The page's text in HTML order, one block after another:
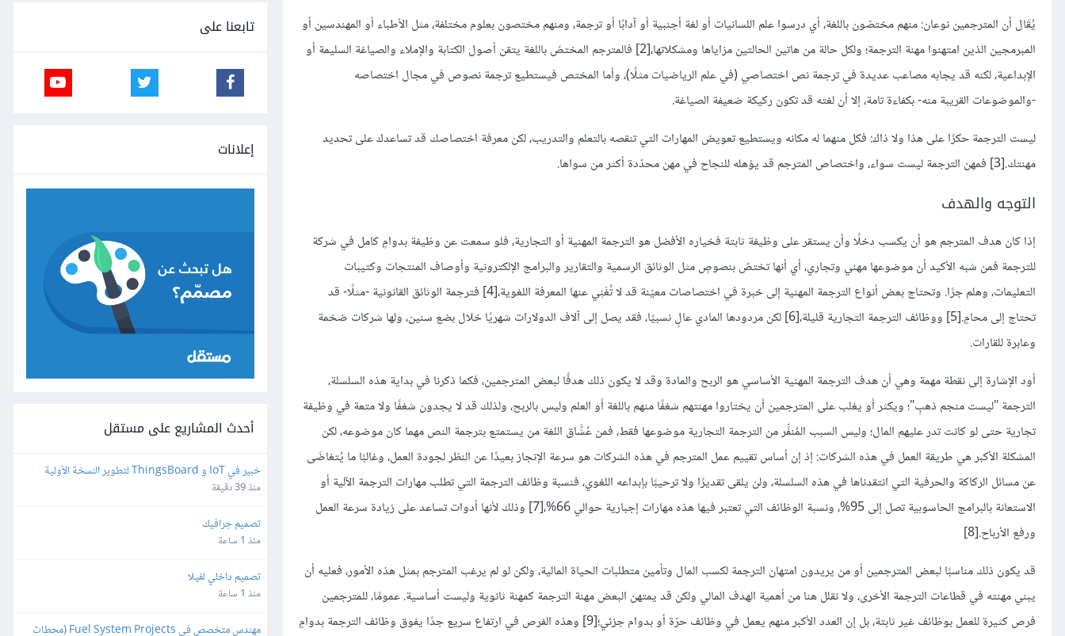
يُقَال أن المترجمين نوعان: منهم مختصّون باللغة، أي درسوا علم اللسانيات أو لغة أجنبية أو آدابًا أو ترجمة، ومنهم مختصون بعلوم مختلفة، مثل الأطباء أو المهندسين أو
المبرمجين الذين امتهنوا مهنة الترجمة؛ ولكل حالة من هاتين الحالتين مزاياها ومشكلاتها،[2] فالمترجم المختصّ باللغة يتقن أصول الكتابة والإملاء والصياغة السليمة أو
الإبداعية، لكنه قد يجابه مصاعب عديدة في ترجمة نص اختصاصي (في علم الرياضيات مثلًا)، وأما المختص فيستطيع ترجمة نصوص في مجال اختصاصه
-والموضوعات القريبة منه- بكفاءة تامة، إلا أن لغته قد تكون ركيكة ضعيفة الصياغة.
ليست الترجمة حكرًا على هذا ولا ذاك: فكل منهما له مكانه ويستطيع تعويض المهارات التي تنقصه بالتعلم والتدريب، لكن معرفة اختصاصك قد تساعدك على تحديد
مهنتك.[3] فمهن الترجمة ليست سواء، واختصاص المترجم قد يؤهله للنجاح في مهن محدّدة أكثر من سواها.
التوجه والهدف
إذا كان هدف المترجم هو أن يكسب دخلًا وأن يستقر على وظيفة ثابتة فخياره الأفضل هو الترجمة المهنية أو التجارية، فلو سمعت عن وظيفة بدوامٍ كامل في شركة
للترجمة فمن شبه الأكيد أن موضوعها مهني وتجاري، أي أنها تختصّ بنصوصٍ مثل الوثائق الرسمية والتقارير والبرامج الإلكترونية وأوصاف المنتجات وكتيبات
التعليمات، وهلم جرًا. وتحتاج بعض أنواع الترجمة المهنية إلى خبرة في اختصاصات معيّنة قد لا تُغْنِي عنها المعرفة اللغوية،[4] فترجمة الوثائق القانونية -مثلًا- قد
تحتاج إلى محامٍ.[5] ووظائف الترجمة التجارية قليلة،[6] لكن مردودها المادي عالٍ نسبيًا، فقد يصل إلى آلاف الدولارات شهريًا خلال بضع سنين، ولها شركات ضخمة
وعابرة للقارات.
أود الإشارة إلى نقطة مهمة وهي أن هدف الترجمة المهنية الأساسي هو الربح والمادة وقد لا يكون ذلك هدفًا لبعض المترجمين، فكما ذكرنا في بداية هذه السلسلة،
الترجمة "ليست منجم ذهبٍ"؛ ويكثر أو يغلب على المترجمين أن يختاروا مهنتهم شغفًا منهم باللغة أو العلم وليس بالربح، ولذلك قد لا يجدون شغفًا ولا متعة في وظيفة
تجارية حتى لو كانت تدر عليهم المال؛ وليس السبب المُنفِّر من الترجمة التجارية موضوعها فقط، فمن عُشَّاق اللغة من يستمتع بترجمة النص مهما كان موضوعه، لكن
المشكلة الأكبر هي طريقة العمل في هذه الشركات: إذ إن أساس تقييم عمل المترجم في هذه الشركات هو سرعة الإنجاز بعيدًا عن النظر لجودة العمل، وغالبًا ما يُتغاضَى
عن مسائل الركاكة والحرفية التي انتقدناها في هذه السلسلة، ولن يلقى تقديرًا ولا ترحيبًا بإبداعه اللغوي، فنسبة وظائف الترجمة التي تطلب مهارات الترجمة الآلية أو
الاستعانة بالبرامج الحاسوبية تصل إلى 95%، ونسبة الوظائف التي تعتبر فيها هذه مهارات إجبارية حوالي 66%،[7] وذلك لأنها أدوات تساعد على زيادة سرعة العمل
ورفع الأرباح.[8]
قد يكون ذلك مناسبًا لبعض المترجمين أو من يريدون امتهان الترجمة لكسب المال وتأمين متطلبات الحياة المالية، ولكن لو لم يرغب المترجم بمثل هذه الأمور، فعليه أن
يبني مهنته في قطاعات الترجمة الأخرى، ولا نقلل هنا من أهمية الهدف المالي ولكن قد يمتهن البعض مهنة الترجمة كمهنة ثانوية وليست أساسية. عمومًا، للمترجمين
فرص كثيرة للعمل بوظائف غير ثابتة، بل إن العدد الأكبر منهم يعمل في وظائف حرّة أو بدوام جزئي؛[9] وهذه الفرص في ارتفاع سريع جدًا يفوق وظائف الترجمة بدوامٍ
تابعنا على
إعلانات
أحدث المشاريع على مستقل
(MVP)منذ 39 دقيقة
تصميم جرافيك
منذ 1 ساعة
تصميم داخلي لفيلا
منذ 1 ساعة